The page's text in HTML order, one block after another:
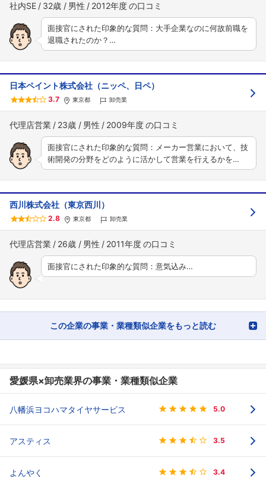
社内SE 32歳 男性 2012年度
面接官にされた印象的な質問：大手企業なのに何故前職を
退職されたのか？…
日本ペイント株式会社（ニッペ、日ペ）
3.7 東京都 卸売業
代理店営業 23歳 男性 2009年度
面接官にされた印象的な質問：メーカー営業において、技
術開発の分野をどのように活かして営業を行えるかを…
西川株式会社（東京西川）
2.8 東京都 卸売業
代理店営業 26歳 男性 2011年度
面接官にされた印象的な質問：意気込み…
この企業の事業・業種類似企業をもっと読む
愛媛県×卸売業界の事業・業種類似企業
八幡浜ヨコハマタイヤサービス 5.0
アスティス 3.5
よんやく 3.4